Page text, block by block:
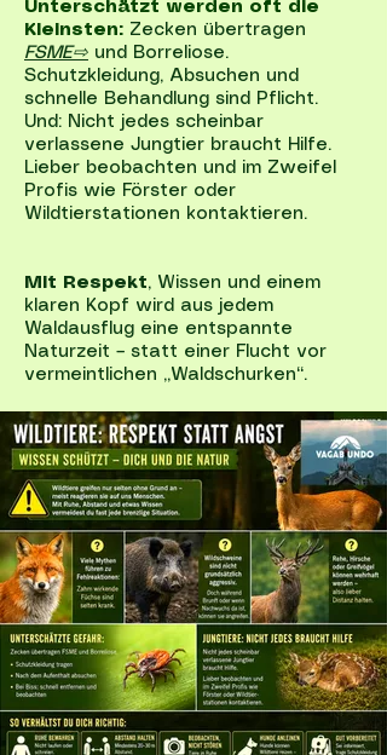
Unterschätzt werden oft die
Kleinsten: Zecken übertragen
FSME⇨ und Borreliose.
Schutzkleidung, Absuchen und
schnelle Behandlung sind Pflicht.
Und: Nicht jedes scheinbar
verlassene Jungtier braucht Hilfe.
Lieber beobachten und im Zweifel
Profis wie Förster oder
Wildtierstationen kontaktieren.
Mit Respekt, Wissen und einem
klaren Kopf wird aus jedem
Waldausflug eine entspannte
Naturzeit – statt einer Flucht vor
vermeintlichen „Waldschurken“.